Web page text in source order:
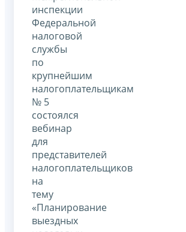
инспекции
Федеральной
налоговой
службы
по
крупнейшим
налогоплательщикам
№ 5
состоялся
вебинар
для
представителей
налогоплательщиков
на
тему
«Планирование
выездных